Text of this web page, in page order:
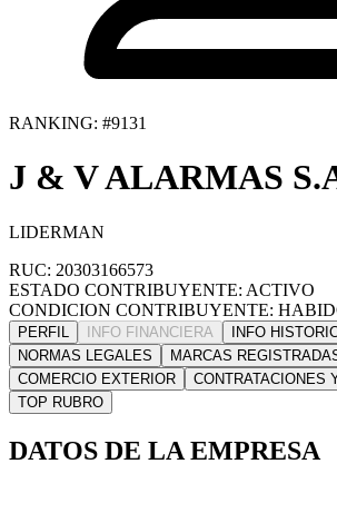
RANKING: #9131
J & V ALARMAS
LIDERMAN
RUC: 20303166573
ESTADO CONTRIBUYENTE: ACTIVO
CONDICION CONTRIBUYENTE:
PERFIL INFO FINANCIERA
INFO
NORMAS LEGALES
MARCAS
COMERCIO EXTERIOR
CONTRATACIONES
TOP RUBRO
DATOS DE LA EMPRESA